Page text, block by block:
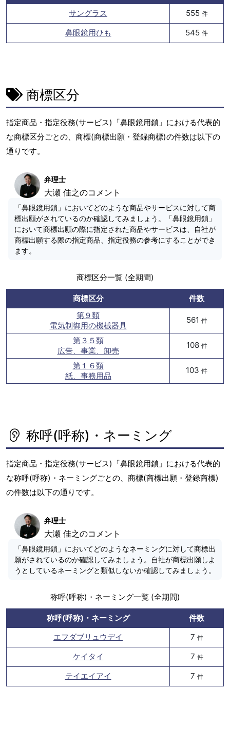
サングラス 555 件
鼻眼鏡用ひも 545 件
商標区分
指定商品・指定役務(サービス)「鼻眼鏡用鎖」における代表的
な商標区分ごとの、商標(商標出願・登録商標)の件数は以下の
通りです。
弁理士
大瀬 佳之のコメント
「鼻眼鏡用鎖」においてどのような商品やサービスに対して商
標出願がされているのか確認してみましょう。「鼻眼鏡用鎖」
において商標出願の際に指定された商品やサービスは、自社が
商標出願する際の指定商品、指定役務の参考にすることができ
ます。
商標区分一覧 (全期間)
商標区分
件数
第９類
電気制御用の機械器具
561 件
第３５類
広告、事業、卸売
108 件
第１６類
紙、事務用品
103 件
称呼(呼称)・ネーミング
指定商品・指定役務(サービス)「鼻眼鏡用鎖」における代表的
な称呼(呼称)・ネーミングごとの、商標(商標出願・登録商標)
の件数は以下の通りです。
弁理士
大瀬 佳之のコメント
「鼻眼鏡用鎖」においてどのようなネーミングに対して商標出
願がされているのか確認してみましょう。自社が商標出願しよ
うとしているネーミングと類似しないか確認してみましょう。
称呼(呼称)・ネーミング一覧 (全期間)
称呼(呼称)・ネーミング
件数
エフダブリュウデイ
7 件
ケイタイ 7 件
テイエイアイ 7 件